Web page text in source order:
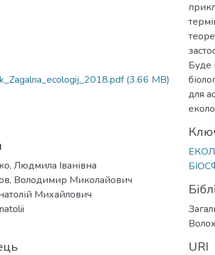
(3.66 MB)
Людмила Іванівна
Володимир Миколайович
Михайлович
Буде
для
URI